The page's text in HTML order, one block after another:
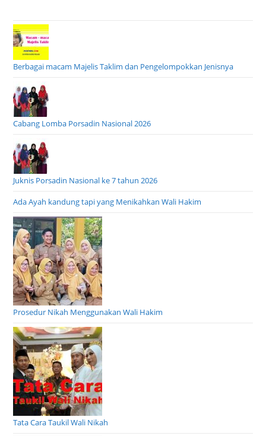
Berbagai macam Majelis Taklim dan Pengelompokkan Jenisnya
Cabang Lomba Porsadin Nasional 2026
Juknis Porsadin Nasional ke 7 tahun 2026
Ada Ayah kandung tapi yang Menikahkan Wali Hakim
Prosedur Nikah Menggunakan Wali Hakim
Tata Cara Taukil Wali Nikah